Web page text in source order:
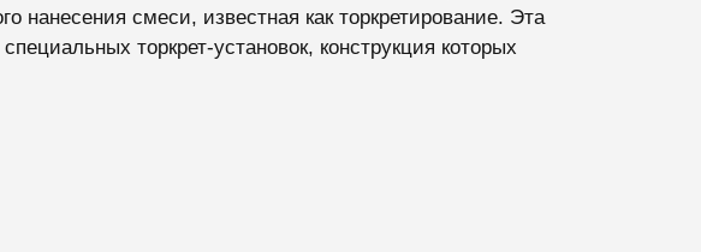
нанесения смеси, известная как торкретирование. Эта
торкрет-установок, конструкция которых